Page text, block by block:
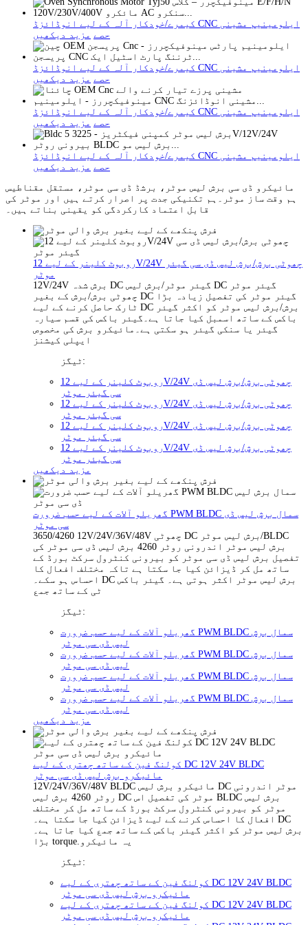
کیمرے/خودکار آلہ کے لیے انوڈائزڈ CNC ایلومینیم مشینی
حصے مزید دیکھیں
کیمرے/خودکار آلہ کے لیے انوڈائزڈ CNC ایلومینیم مشینی
حصے مزید دیکھیں
کیمرے/خودکار آلہ کے لیے انوڈائزڈ CNC ایلومینیم مشینی
حصے مزید دیکھیں
کیمرے/خودکار آلہ کے لیے انوڈائزڈ CNC ایلومینیم مشینی
حصے مزید دیکھیں
مائیکرو ڈی سی برش لیس موٹر، ​​برشڈ ڈی سی موٹر، ​​مستقل مقناطیس
ہم وقت ساز موٹر۔ہم تکنیکی جدت پر اصرار کرتے ہیں اور موٹر کی
قابل اعتماد کارکردگی کو یقینی بناتے ہیں۔
روبوٹ کلینر کے لیے 12V/24V چھوٹی برش/برش لیس ڈی سی گیئر
موٹر
12V/24V برش شدہ DC گیئر موٹر/برش لیس DC گیئر موٹر
چھوٹی برش/برش کے بغیر DC گیئر موٹر کی تفصیل زیادہ بڑا
ٹارک حاصل کرنے کے لیے DC برش/برش لیس موٹر کو اکثر گیئر
باکس کے ساتھ اسمبل کیا جاتا ہے۔گیئر باکس کی قسم سیارہ
گیئر یا سنکی گیئر ہو سکتی ہے۔مائیکرو برش کی مخصوص
ایپلی کیشنز
ٹیگز:
روبوٹ کلینر کے لیے 12V/24V چھوٹی برش/برش لیس ڈی
سی گیئر موٹر
روبوٹ کلینر کے لیے 12V/24V چھوٹی برش/برش لیس ڈی
سی گیئر موٹر
روبوٹ کلینر کے لیے 12V/24V چھوٹی برش/برش لیس ڈی
سی گیئر موٹر
روبوٹ کلینر کے لیے 12V/24V چھوٹی برش/برش لیس ڈی
سی گیئر موٹر
مزید دیکھیں
گھریلو آلات کے لیے حسب ضرورت PWM BLDC سمال برش لیس ڈی
سی موٹر
3650/4260 12V/24V/36V/48V چھوٹی DC برش لیس موٹر/BLDC
برش لیس موٹر اندرونی روٹر 4260 برش لیس ڈی سی موٹر کی
تفصیل برش لیس ڈی سی موٹر کو بیرونی کنٹرول سرکٹ بورڈ کے
ساتھ مل کر ڈیزائن کیا جا سکتا ہے تاکہ مختلف افعال کا
احساس ہو سکے۔ DC برش لیس موٹر اکثر ہوتی ہے۔ گیئر باکس
ٹی کے ساتھ جمع
ٹیگز:
گھریلو آلات کے لیے حسب ضرورت PWM BLDC سمال برش
لیس ڈی سی موٹر
گھریلو آلات کے لیے حسب ضرورت PWM BLDC سمال برش
لیس ڈی سی موٹر
گھریلو آلات کے لیے حسب ضرورت PWM BLDC سمال برش
لیس ڈی سی موٹر
گھریلو آلات کے لیے حسب ضرورت PWM BLDC سمال برش
لیس ڈی سی موٹر
مزید دیکھیں
کولنگ فین کے ساتھ چھتری کے لیے DC 12V 24V BLDC
مائیکرو برش لیس ڈی سی موٹر
12V/24V/36V/48V BLDC مائیکرو برش لیس DC موٹر اندرونی
روٹر 4260 برش لیس DC موٹر کی تفصیل اس BLDC برش لیس
موٹر کو بیرونی کنٹرول سرکٹ بورڈ کے ساتھ مل کر مختلف
افعال کا احساس کرنے کے لیے ڈیزائن کیا جا سکتا ہے۔ DC
برش لیس موٹر کو اکثر گیئر باکس کے ساتھ جمع کیا جاتا ہے۔
بڑا torque.یہ مائیکرو
ٹیگز:
کولنگ فین کے ساتھ چھتری کے لیے DC 12V 24V BLDC
مائیکرو برش لیس ڈی سی موٹر
کولنگ فین کے ساتھ چھتری کے لیے DC 12V 24V BLDC
مائیکرو برش لیس ڈی سی موٹر